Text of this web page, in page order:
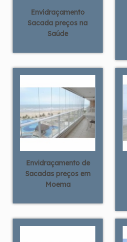
Envidraçamento
Sacada preços na
Saúde
Envidraçamento de
Sacadas preços em
Moema